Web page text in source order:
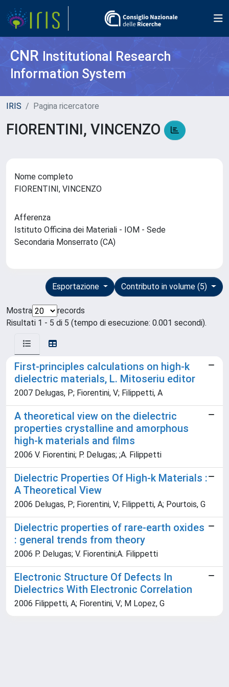
CNR Institutional Research
Information System
IRIS Pagina ricercatore
FIORENTINI, VINCENZO
Nome completo
FIORENTINI, VINCENZO
Afferenza
Istituto Officina dei Materiali - IOM - Sede
Secondaria Monserrato (CA)
Contributo in volume (5)
Esportazione
Mostra
records
Risultati 1 - 5 di 5 (tempo di esecuzione: 0.001 secondi).
First-principles calculations on high-k
dielectric materials, L. Mitoseriu editor
2007 Delugas, P; Fiorentini, V; Filippetti, A
A theoretical view on the dielectric
properties crystalline and amorphous
high-k materials and films
2006 V. Fiorentini; P. Delugas; ;A. Filippetti
Dielectric Properties Of High-k Materials :
A Theoretical View
2006 Delugas, P; Fiorentini, V; Filippetti, A; Pourtois, G
Dielectric properties of rare-earth oxides
: general trends from theory
2006 P. Delugas; V. Fiorentini;A. Filippetti
Electronic Structure Of Defects In
Dielectrics With Electronic Correlation
2006 Filippetti, A; Fiorentini, V; M Lopez, G